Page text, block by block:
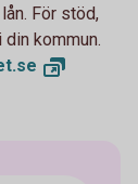
För stöd,
kommun.
se